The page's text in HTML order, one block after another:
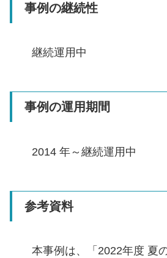
事例の継続性
継続運用中
事例の運用期間
2014 年～継続運用中
参考資料
本事例は、「2022年度